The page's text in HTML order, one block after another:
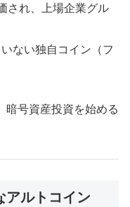
され、上場企業グル
ない独自コイン（フ
暗号資産投資を始める
アルトコイン